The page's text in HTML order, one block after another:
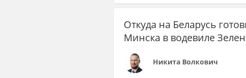
Владимир Зеленский Украина.ру
новости СВО сейчас дзен новости СВО
дзен СВО
Откуда на Беларусь
Минска в водевиле
Никита Волкович